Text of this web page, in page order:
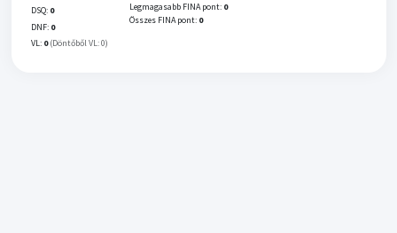
DSQ: 0
DNF: 0
VL: 0 (Döntőből VL: 0)
Legmagasabb FINA pont: 0
Összes FINA pont: 0